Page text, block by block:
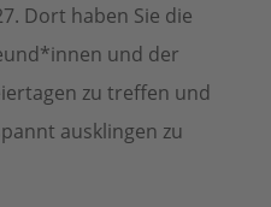
Dort haben Sie die
und der
zu treffen und
ausklingen zu